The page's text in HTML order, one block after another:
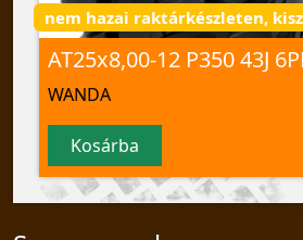
nem hazai raktárkészleten,
AT25x8,00-12 P350 43J
WANDA
Kosárba